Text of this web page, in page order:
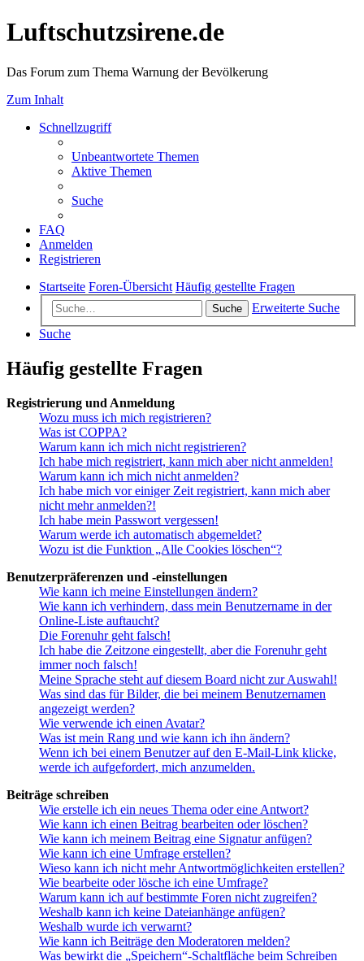
Luftschutzsirene.de
Das Forum zum Thema Warnung der Bevölkerung
Zum Inhalt
Schnellzugriff
Unbeantwortete Themen
Aktive Themen
Suche
FAQ
Anmelden
Registrieren
Startseite Foren-Übersicht Häufig gestellte Fragen
Suche
Erweiterte Suche
Suche
Häufig gestellte Fragen
Registrierung und Anmeldung
Wozu muss ich mich registrieren?
Was ist COPPA?
Warum kann ich mich nicht registrieren?
Ich habe mich registriert, kann mich aber nicht anmelden!
Warum kann ich mich nicht anmelden?
Ich habe mich vor einiger Zeit registriert, kann mich aber
nicht mehr anmelden?!
Ich habe mein Passwort vergessen!
Warum werde ich automatisch abgemeldet?
Wozu ist die Funktion „Alle Cookies löschen“?
Benutzerpräferenzen und -einstellungen
Wie kann ich meine Einstellungen ändern?
Wie kann ich verhindern, dass mein Benutzername in der
Online-Liste auftaucht?
Die Forenuhr geht falsch!
Ich habe die Zeitzone eingestellt, aber die Forenuhr geht
immer noch falsch!
Meine Sprache steht auf diesem Board nicht zur Auswahl!
Was sind das für Bilder, die bei meinem Benutzernamen
angezeigt werden?
Wie verwende ich einen Avatar?
Was ist mein Rang und wie kann ich ihn ändern?
Wenn ich bei einem Benutzer auf den E-Mail-Link klicke,
werde ich aufgefordert, mich anzumelden.
Beiträge schreiben
Wie erstelle ich ein neues Thema oder eine Antwort?
Wie kann ich einen Beitrag bearbeiten oder löschen?
Wie kann ich meinem Beitrag eine Signatur anfügen?
Wie kann ich eine Umfrage erstellen?
Wieso kann ich nicht mehr Antwortmöglichkeiten erstellen?
Wie bearbeite oder lösche ich eine Umfrage?
Warum kann ich auf bestimmte Foren nicht zugreifen?
Weshalb kann ich keine Dateianhänge anfügen?
Weshalb wurde ich verwarnt?
Wie kann ich Beiträge den Moderatoren melden?
Was bewirkt die „Speichern“-Schaltfläche beim Schreiben